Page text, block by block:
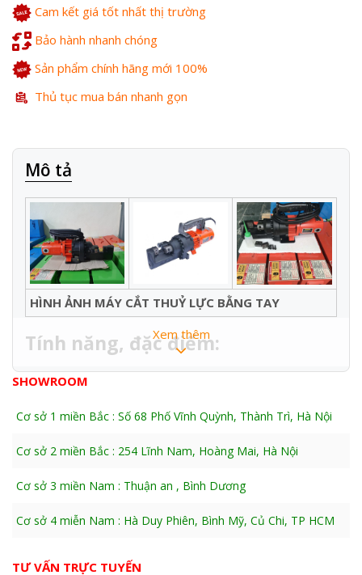
Cam kết giá tốt nhất thị trường
Bảo hành nhanh chóng
Sản phẩm chính hãng mới 100%
Thủ tục mua bán nhanh gọn
Mô tả
HÌNH ẢNH MÁY CẮT THUỶ LỰC BẰNG TAY
Tính năng, đặc điểm:
+ Máy cắt sắt thủy lực cầm tay của Seoul an toàn, nhẹ,
đối tác khác.
+ Handy 32C lý tưởng cho những công việc như xây
tạo sắt thép.
THÔNG SỐ KỸ THUẬT :
Xem thêm
SHOWROOM
Cơ sở 1 miền Bắc : Số 68 Phố Vĩnh Quỳnh, Thành Trì, Hà Nội
Cơ sở 2 miền Bắc : 254 Lĩnh Nam, Hoàng Mai, Hà Nội
Cơ sở 3 miền Nam : Thuận an , Bình Dương
Cơ sở 4 miễn Nam : Hà Duy Phiên, Bình Mỹ, Củ Chi, TP HCM
TƯ VẤN TRỰC TUYẾN